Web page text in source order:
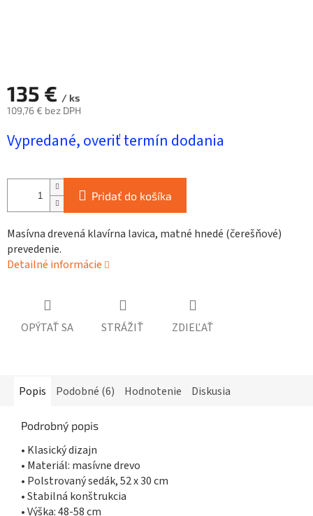
135 € / ks
109,76 € bez DPH
cena:
Vypredané, overiť termín dodania
Pridať do košíka
Masívna drevená klavírna lavica, matné hnedé (čerešňové)
prevedenie.
Detailné informácie
OPÝTAŤ SA STRÁŽIŤ ZDIEĽAŤ
Popis Podobné (6) Hodnotenie Diskusia
Podrobný popis
• Klasický dizajn
• Materiál: masívne drevo
• Polstrovaný sedák, 52 x 30 cm
• Stabilná konštrukcia
• Výška: 48-58 cm